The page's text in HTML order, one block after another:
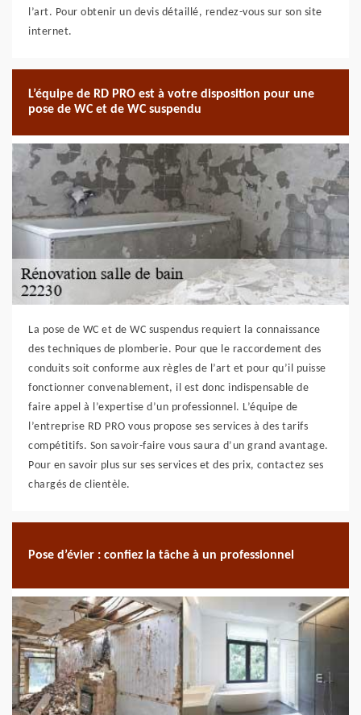
l’art. Pour obtenir un devis détaillé, rendez-vous sur son site
internet.
L’équipe de RD PRO est à votre disposition pour une
pose de WC et de WC suspendu
La pose de WC et de WC suspendus requiert la connaissance
des techniques de plomberie. Pour que le raccordement des
conduits soit conforme aux règles de l’art et pour qu’il puisse
fonctionner convenablement, il est donc indispensable de
faire appel à l’expertise d’un professionnel. L’équipe de
l’entreprise RD PRO vous propose ses services à des tarifs
compétitifs. Son savoir-faire vous saura d’un grand avantage.
Pour en savoir plus sur ses services et des prix, contactez ses
chargés de clientèle.
Pose d’évier : confiez la tâche à un professionnel